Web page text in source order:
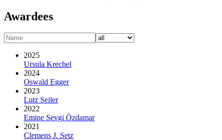
Awardees
2025
Ursula Krechel
2024
Oswald Egger
2023
Lutz Seiler
2022
Emine Sevgi Özdamar
2021
Clemens J. Setz